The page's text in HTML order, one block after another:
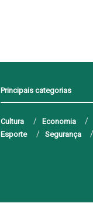
Principais categorias
Cultura Economia
Esporte
Segurança